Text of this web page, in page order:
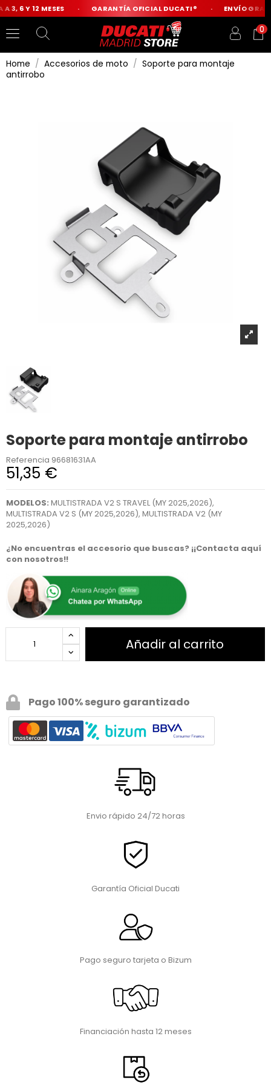
3, 6 Y 12 MESES GARANTÍA OFICIAL DUCATI® ENVÍO
0
Home Accesorios de moto
Soporte para montaje
antirrobo
Soporte para montaje antirrobo
Referencia 96681631AA
51,35 €
MODELOS: MULTISTRADA V2 S TRAVEL (MY 2025,2026),
MULTISTRADA V2 S (MY 2025,2026), MULTISTRADA V2 (MY
2025,2026)
¿No encuentras el accesorio que buscas? ¡¡Contacta aquí
con nosotros!!
Añadir al carrito
Pago 100% seguro garantizado
Envio rápido 24/72 horas
Garantía Oficial Ducati
Pago seguro tarjeta o Bizum
Financiación hasta 12 meses